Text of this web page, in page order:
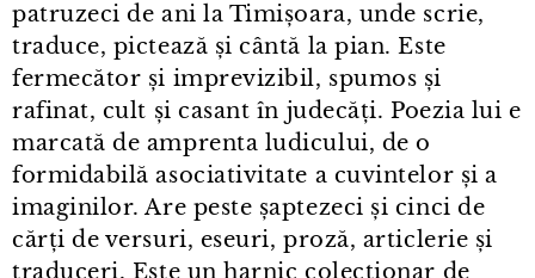
patruzeci de ani la Timișoara, unde scrie,
traduce, pictează și cântă la pian. Este
fermecător și imprevizibil, spumos și
rafinat, cult și casant în judecăți. Poezia lui e
marcată de amprenta ludicului, de o
formidabilă asociativitate a cuvintelor și a
imaginilor. Are peste șaptezeci și cinci de
cărți de versuri, eseuri, proză, articlerie și
traduceri. Este un harnic colecționar de